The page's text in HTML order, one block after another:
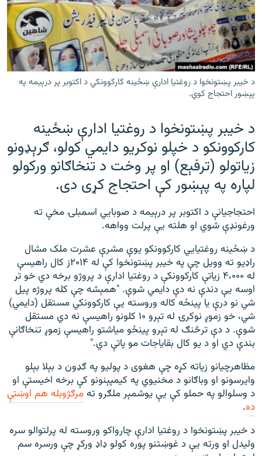
۱۴ ساعته راډیويي خپرونې
Gandhara
موږ وڅارئ
د ازادې اروپا راډیو ټولې ووبپاڼې
د خيبر پښتونخوا د روغتیا ادارې ښځينه کارکوونکي د اکتوبر پر درېيمه په
پېښور احتجاج کوي.
د خيبر پښتونخوا د روغتیا ادارې ښځينه
کارکوونکو د خپلو نوکريو دایمي کولو، ګرېډونو
زياتولو (ترفېع) او پر وخت د تنخاګانو ورکولو
لپاره په پېښور کې احتجاج کړی دی.
احتجاجیانې د اکتوبر پر درېيمه د صوبايي اسمبلۍ مخې ته
ورغونډې شوي او هلته يې پرلت وواهه.
د ښځينه روغتيايي کارکوونکو يوې مشرې عشرت ملک مشال
راډيو ته وويل چې په خيبر پښتونخوا کې له ۲۰۱۴ز کال راهيسې
له ۴،۰۰۰ زياتې کارکوونکې د روغتيا ادارې د پروژو برخه دي خو تر
اوسه يې دندې نه دې دایمي شوې. "همېشه چې کله پروژه پيل
شي نو درې يا پينځه کاله وروسته يې کارکوونکي مستقل (دایمي)
شي، خو زموږ نوکرۍ له تېرو ۱۰ کلونو راهيسې نه دي مستقل
شوې. د دې ترڅنګ له تېرو پينځو مياشتو راهيسې زموږ تنخاګانې
بندې دي او د يو کال بقاياجات مو پاتې دي."
مظاهرچیانو زياته کړه چې هغوی د پوليو په ګډون د بېلا بېلو
وايرسونو او وباګانو د مخنيوي په کيمپېنونو کې برخه اخيستې او
د وسلوالو په حملو کې یې يوشمېر ملګرو تهمرګژوبله هم اوښتې
ده.
د خيبر پښتونخوا د روغتیا ادارې چارواکو وروسته له پرلتوالو سره
ولیدل او ورته یې د غوښتنو پوره کولو ډاډ ورکړ چې ورسره سم